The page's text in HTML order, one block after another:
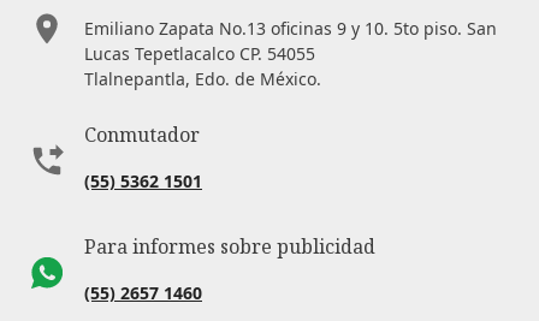
Emiliano Zapata No.13 oficinas 9 y 10. 5to piso. San
Lucas Tepetlacalco CP. 54055
Tlalnepantla, Edo. de México.
Conmutador
(55) 5362 1501
Para informes sobre publicidad
(55) 2657 1460